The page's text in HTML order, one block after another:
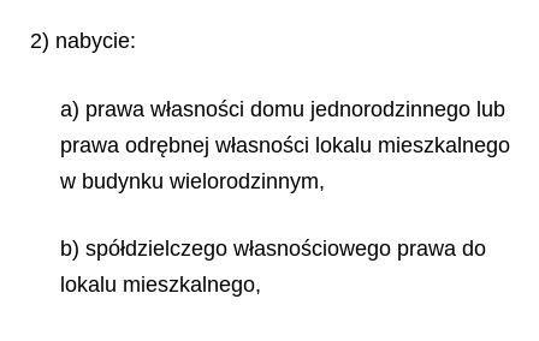
2) nabycie:
a) prawa własności domu jednorodzinnego lub
prawa odrębnej własności lokalu mieszkalnego
w budynku wielorodzinnym,
b) spółdzielczego własnościowego prawa do
lokalu mieszkalnego,